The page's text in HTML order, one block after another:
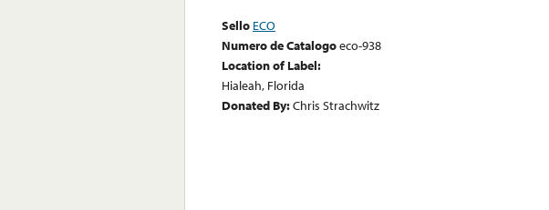
Sello ECO
Numero de Catalogoeco-938
Location of Label:
Hialeah, Florida
Donated By:Chris Strachwitz